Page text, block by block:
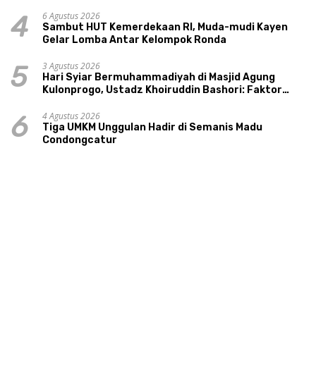
4
6 Agustus 2026
Sambut HUT Kemerdekaan RI, Muda-mudi Kayen
Gelar Lomba Antar Kelompok Ronda
5
3 Agustus 2026
Hari Syiar Bermuhammadiyah di Masjid Agung
Kulonprogo, Ustadz Khoiruddin Bashori: Faktor
6
4 Agustus 2026
Tiga UMKM Unggulan Hadir di Semanis Madu
Condongcatur